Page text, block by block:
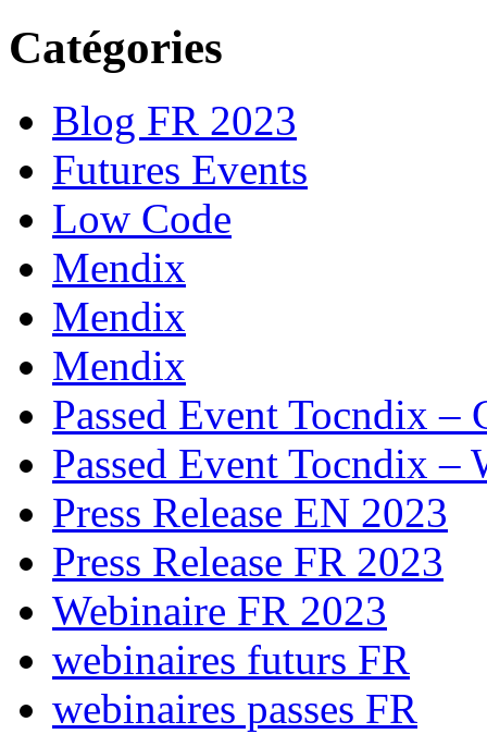
Catégories
Blog FR 2023
Futures Events
Low Code
Mendix
Mendix
Mendix
Passed Event Tocndix –
Passed Event Tocndix –
Press Release EN 2023
Press Release FR 2023
Webinaire FR 2023
webinaires futurs FR
webinaires passes FR